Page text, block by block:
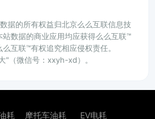
据的所有权益归北京么么互联信息技
数据的商业应用均应获得么么互联™
互联™有权追究相应侵权责任。
"（微信号：xxyh-xd）。
耗 摩托车油耗 EV电耗